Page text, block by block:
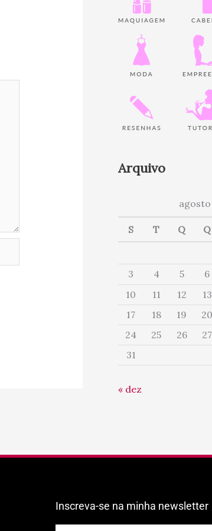
Arquivo
S T Q Q
3
4 5 6
10
11 12 13
17
18 19 20
24
25 26 27
31
« dez
Inscreva-se na minha newsletter